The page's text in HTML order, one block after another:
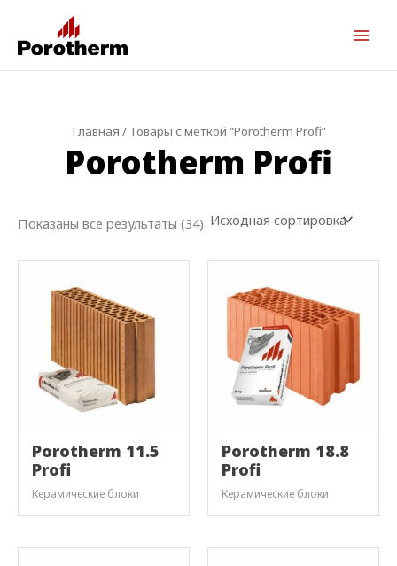
Главная / Товары с меткой “Porotherm Profi”
Porotherm Profi
Показаны все результаты (34)
Porotherm 11.5
Profi
Керамические блоки
Porotherm 18.8
Profi
Керамические блоки